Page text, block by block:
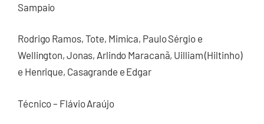
Sampaio
Rodrigo Ramos, Tote, Mimica, Paulo Sérgio e
Wellington, Jonas, Arlindo Maracanã, Uilliam (Hiltinho)
e Henrique, Casagrande e Edgar
Técnico – Flávio Araújo